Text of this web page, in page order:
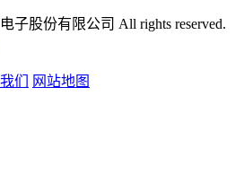
子股份有限公司 All rights reserved.
们 网站地图